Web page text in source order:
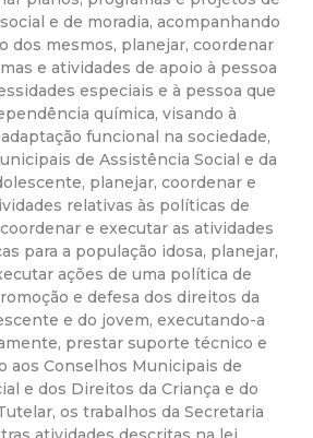
e de moradia, acompanhando
dos mesmos, planejar, coordenar
e atividades de apoio à pessoa
especiais e à pessoa que
química, visando à
funcional na sociedade,
de Assistência Social e da
planejar, coordenar e
relativas às políticas de
e executar as atividades
para a população idosa, planejar,
ações de uma política de
e defesa dos direitos da
e do jovem, executando-a
prestar suporte técnico e
aos Conselhos Municipais de
e dos Direitos da Criança e do
os trabalhos da Secretaria